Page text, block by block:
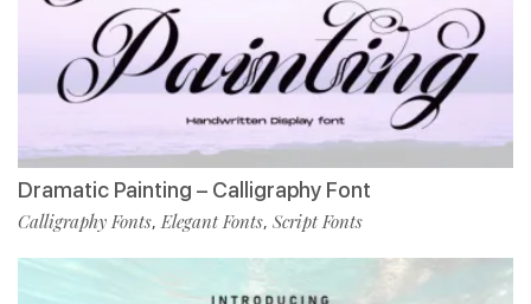
Dramatic Painting – Calligraphy Font
Calligraphy Fonts,Elegant Fonts, Script Fonts